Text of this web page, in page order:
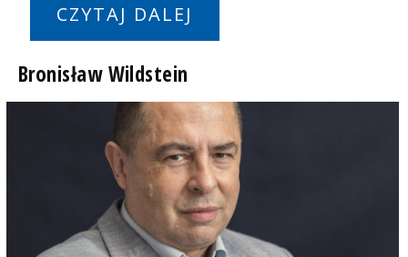
CZYTAJ DALEJ
Bronisław Wildstein